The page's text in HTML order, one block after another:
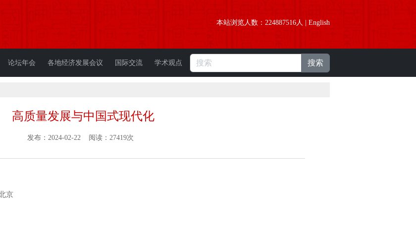
本站浏览人数： 224887516人 | English
论坛年会 各地经济发展会议 国际交流 学术观点 搜索
高质量发展与中国式现代化
发布：2024-02-22 阅读：27419次
京